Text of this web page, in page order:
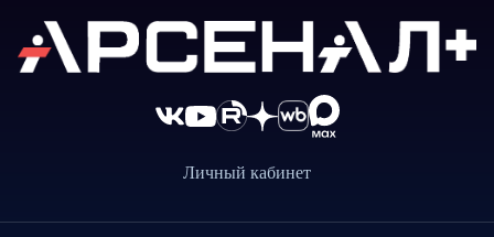
Личный кабинет